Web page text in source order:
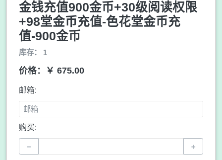
金钱充值900金币+30级阅读权限
+98堂金币充值-色花堂金币充
值-900金币
库存： 1
价格：￥ 675.00
邮箱:
购买:
− +